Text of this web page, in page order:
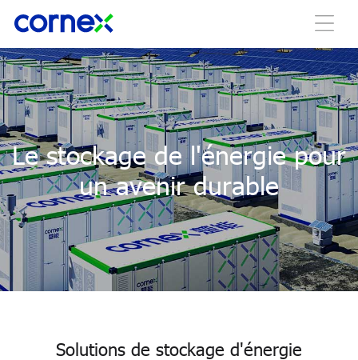
Le stockage de l'énergie pour
un avenir durable
Solutions de stockage d'énergie